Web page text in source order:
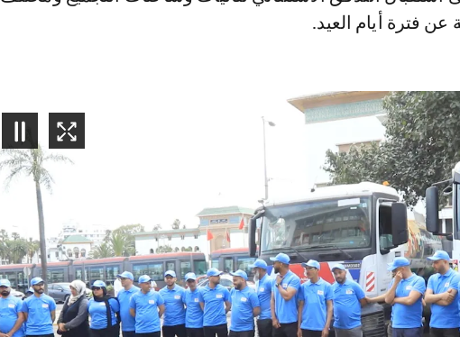
عن فترة أيام العيد.